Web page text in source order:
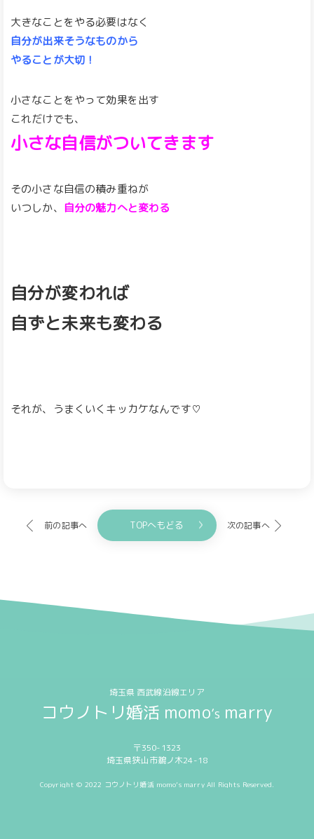
大きなことをやる必要はなく
自分が出来そうなものから
やることが大切！
小さなことをやって効果を出す
これだけでも、
小さな自信がついてきます
その小さな自信の積み重ねが
いつしか、 自分の魅力へと変わる
自分が変われば
自ずと未来も変わる
それが、うまくいくキッカケなんです♡
前の記事へ TOPへもどる 次の記事へ
埼玉県 西武線沿線エリア
コウノトリ婚活 momo’s marry
〒350-1323
埼玉県狭山市鵜ノ木24-18
Copyright © 2022 コウノトリ婚活 momo’s marry All Rights Reserved.